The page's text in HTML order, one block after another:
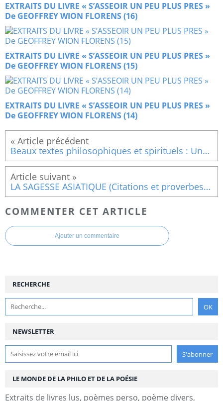
EXTRAITS DU LIVRE « S’ASSEOIR UN PEU PLUS PRES »
De GEOFFREY WION FLORENS (16)
EXTRAITS DU LIVRE « S’ASSEOIR UN PEU PLUS PRES »
De GEOFFREY WION FLORENS (15)
EXTRAITS DU LIVRE « S’ASSEOIR UN PEU PLUS PRES »
De GEOFFREY WION FLORENS (14)
Beaux textes philosophiques et spirituels : Une carte du monde déchiré
LA SAGESSE ASIATIQUE (Citations et proverbes)Proverbes Malaisiens, Mongol, Tibitains
COMMENTER CET ARTICLE
Ajouter un commentaire
NEWSLETTER
RECHERCHE
LE MONDE DE LA PHILO ET DE LA POÉSIE
Extraits de livres lus, poèmes perso, poème divers,